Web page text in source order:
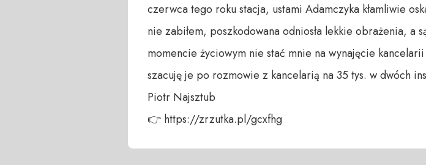
czerwca tego roku stacja, ustami Adamczyka kłamliwie
nie zabiłem, poszkodowana odniosła lekkie obrażenia, a
momencie życiowym nie stać mnie na wynajęcie
szacuję je po rozmowie z kancelarią na 35 tys. w dwóch
Piotr Najsztub
👉 https://zrzutka.pl/gcxfhg